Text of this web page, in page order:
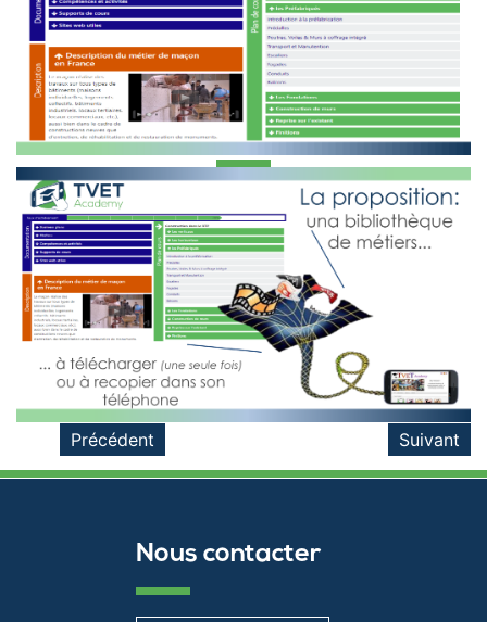
Précédent Suivant
Nous contacter